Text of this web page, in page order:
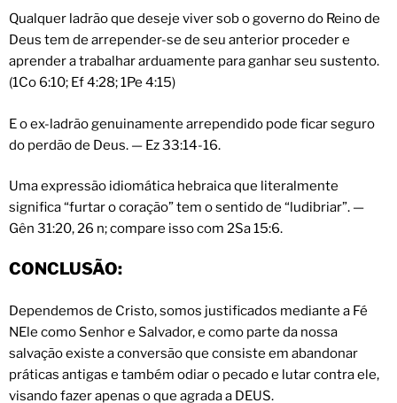
Qualquer ladrão que deseje viver sob o governo do Reino de
Deus tem de arrepender-se de seu anterior proceder e
aprender a trabalhar arduamente para ganhar seu sustento.
(1Co 6:10; Ef 4:28; 1Pe 4:15)
E o ex-ladrão genuinamente arrependido pode ficar seguro
do perdão de Deus. — Ez 33:14-16.
Uma expressão idiomática hebraica que literalmente
significa “furtar o coração” tem o sentido de “ludibriar”. —
Gên 31:20, 26 n; compare isso com 2Sa 15:6.
CONCLUSÃO:
Dependemos de Cristo, somos justificados mediante a Fé
NEle como Senhor e Salvador, e como parte da nossa
salvação existe a conversão que consiste em abandonar
práticas antigas e também odiar o pecado e lutar contra ele,
visando fazer apenas o que agrada a DEUS.